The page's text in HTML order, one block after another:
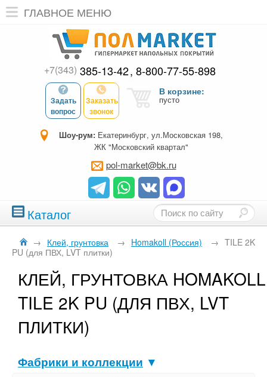
ГЛАВНОЕ МЕНЮ
+7(343) 385-13-42 8-800-77-55-898
Задать
вопрос
Заказать
звонок
В корзине:
пусто
Шоу-рум: Екатеринбург, ул.Московская 198,
ЖК "Московский квартал"
pol-market@bk.ru
Каталог
→ Клей, грунтовка → Homakoll (Россия) → TILE 2K
PU (для ПВХ, LVT плитки)
КЛЕЙ, ГРУНТОВКА HOMAKOLL
TILE 2K PU (ДЛЯ ПВХ, LVT
ПЛИТКИ)
Фабрики и коллекции ▼